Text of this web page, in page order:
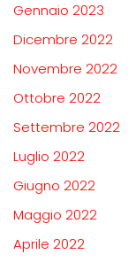
Gennaio 2023
Dicembre 2022
Novembre 2022
Ottobre 2022
Settembre 2022
Luglio 2022
Giugno 2022
Maggio 2022
Aprile 2022